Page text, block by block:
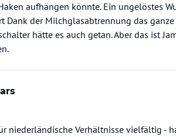
aufhängen könnte. Ein ungelöstes
Dank der Milchglasabtrennung das
hätte es auch getan. Aber das ist
niederländische Verhältnisse vielfältig -